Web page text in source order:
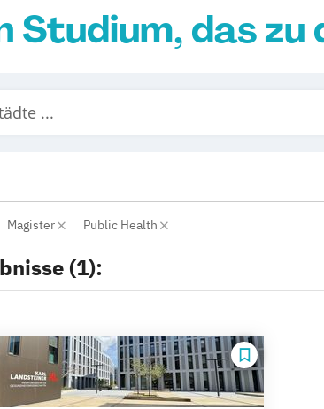
Studium, das
Magister Public Health
(1):